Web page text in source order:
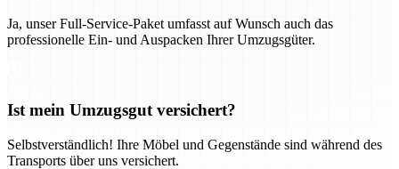
Ja, unser Full-Service-Paket umfasst auf Wunsch auch das
professionelle Ein- und Auspacken Ihrer Umzugsgüter.
Ist mein Umzugsgut versichert?
Selbstverständlich! Ihre Möbel und Gegenstände sind während des
Transports über uns versichert.